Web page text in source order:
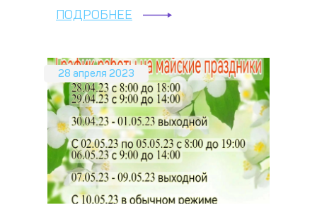
ПОДРОБНЕЕ
28 апреля 2023